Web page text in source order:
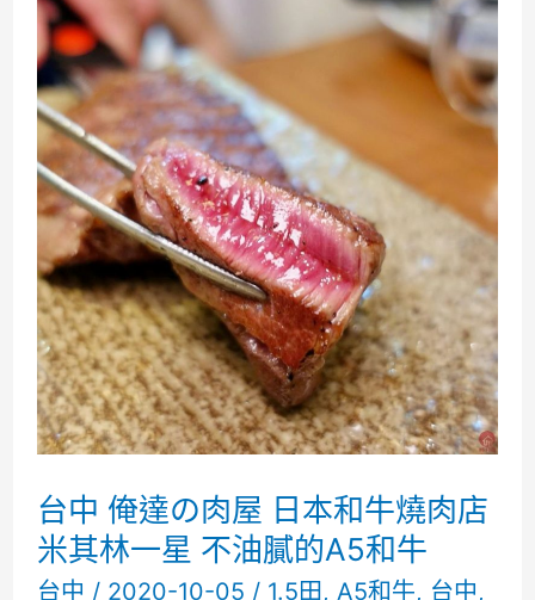
達
の
肉
屋
2
日
本
和
牛
燒
肉
店
米
台中 俺達の肉屋 日本和牛燒肉店
米其林一星 不油膩的A5和牛
台中 / 2020-10-05 / 1.5田 , A5和牛, 台中,